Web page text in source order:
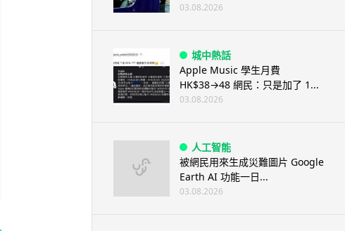
03.08.2026
城中熱話
Apple Music 學生月費
HK$38→48 網民：只是加了 1...
03.08.2026
人工智能
被網民用來生成災難圖片 Google
Earth AI 功能一日...
03.08.2026